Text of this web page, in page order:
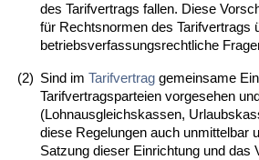
des Tarifvertrags fallen. Diese
für Rechtsnormen des Tarifvertrags
betriebsverfassungsrechtliche
(2) Sind im Tarifvertrag gemeinsame
Tarifvertragsparteien vorgesehen
(Lohnausgleichskassen,
diese Regelungen auch unmittelbar
Satzung dieser Einrichtung und das